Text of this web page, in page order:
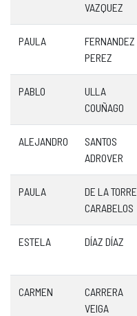
VAZQUEZ
PAULA
FERNANDEZ
PEREZ
PABLO
ULLA
COUÑAGO
ALEJANDRO
SANTOS
ADROVER
PAULA
DE LA TORRE
CARABELOS
ESTELA DÍAZ DÍAZ
CARMEN
CARRERA
VEIGA